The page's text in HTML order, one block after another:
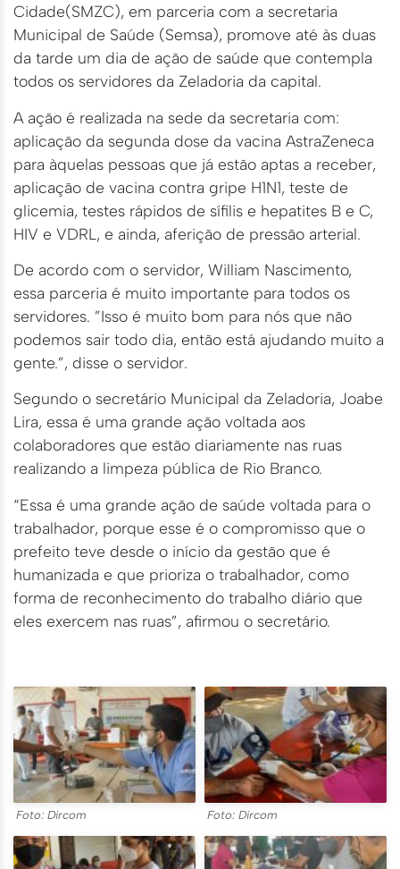
Cidade(SMZC), em parceria com a secretaria
Municipal de Saúde (Semsa), promove até às duas
da tarde um dia de ação de saúde que contempla
todos os servidores da Zeladoria da capital.
A ação é realizada na sede da secretaria com:
aplicação da segunda dose da vacina AstraZeneca
para àquelas pessoas que já estão aptas a receber,
aplicação de vacina contra gripe H1N1, teste de
glicemia, testes rápidos de sífilis e hepatites B e C,
HIV e VDRL, e ainda, aferição de pressão arterial.
De acordo com o servidor, William Nascimento,
essa parceria é muito importante para todos os
servidores. ”Isso é muito bom para nós que não
podemos sair todo dia, então está ajudando muito a
gente.”, disse o servidor.
Segundo o secretário Municipal da Zeladoria, Joabe
Lira, essa é uma grande ação voltada aos
colaboradores que estão diariamente nas ruas
realizando a limpeza pública de Rio Branco.
“Essa é uma grande ação de saúde voltada para o
trabalhador, porque esse é o compromisso que o
prefeito teve desde o início da gestão que é
humanizada e que prioriza o trabalhador, como
forma de reconhecimento do trabalho diário que
eles exercem nas ruas”, afirmou o secretário.
Foto: Dircom Foto: Dircom